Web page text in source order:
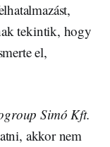
tekintik, hogy
el,
Simó Kft.
akkor nem